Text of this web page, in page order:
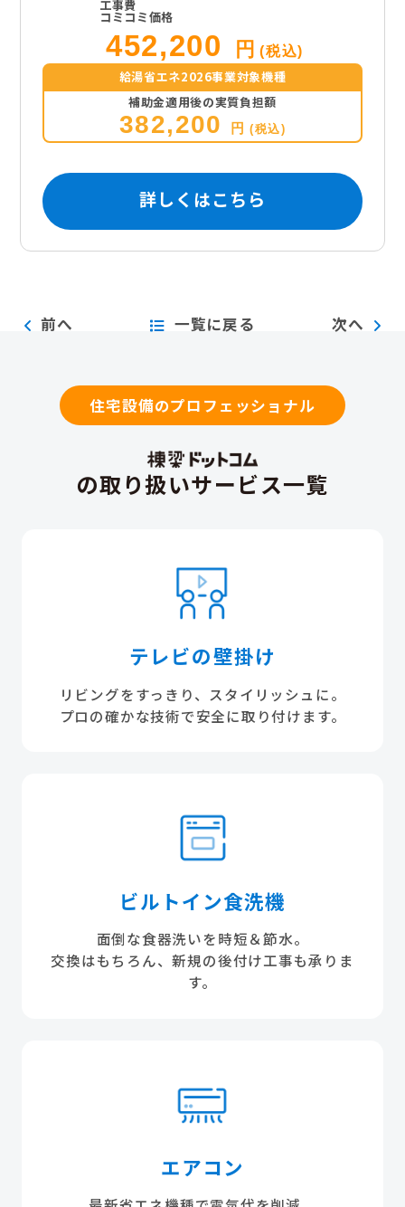
給湯省エネ2026事業対象機種
補助金適用後の実質負担額
382,200 円 (税込)
工事費
コミコミ価格
452,200 円 (税込)
詳しくはこちら
前へ 一覧に戻る 次へ
住宅設備のプロフェッショナル
の取り扱いサービス一覧
テレビの壁掛け
リビングをすっきり、スタイリッシュに。
プロの確かな技術で安全に取り付けます。
ビルトイン食洗機
面倒な食器洗いを時短＆節水。
交換はもちろん、新規の後付け工事も承りま
す。
エアコン